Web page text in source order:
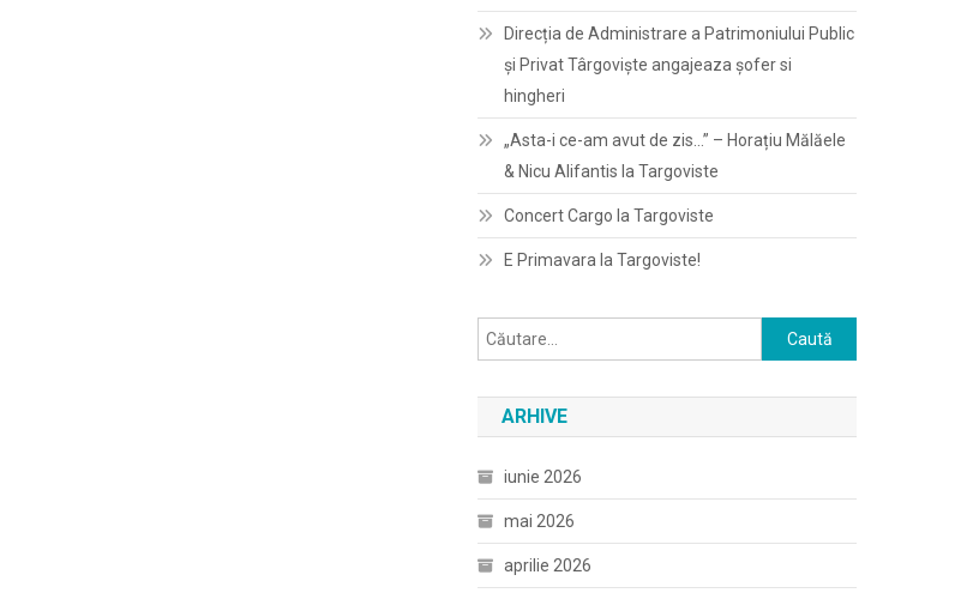
Direcția de Administrare a Patrimoniului Public
și Privat Târgoviște angajeaza șofer si
hingheri
„Asta-i ce-am avut de zis…” – Horațiu Mălăele
& Nicu Alifantis la Targoviste
Concert Cargo la Targoviste
E Primavara la Targoviste!
Caută
după:
ARHIVE
iunie 2026
mai 2026
aprilie 2026